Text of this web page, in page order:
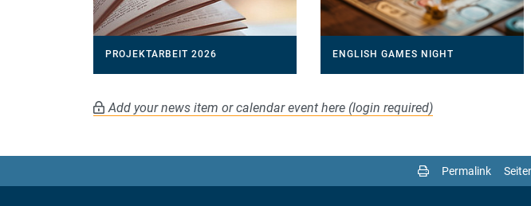
PROJEKTARBEIT 2026 ENGLISH GAMES NIGHT
Add your news item or calendar event here (login required)
Permalink